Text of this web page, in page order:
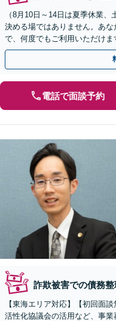
（8月10日～14日は夏季休業
決める場ではありません。あ
で、何度でもご利用いただけ
決してありません。どうぞ、
電話で面談予約
詐欺被害での債務整
【東海エリア対応】【初回面
活性化協議会の活用など、事